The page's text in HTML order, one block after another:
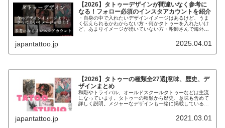
【2026】タトゥーデザインが間違いなく参考に
なる！フォロー必須のインスタアカウントを紹介
・自身の中で入れたいデザインイメージはあるけど、うま
く伝えられるかわからない方・何かタトゥーを入れたいけ
ど、あまりイメージが湧いていない方・彫師さんで海外の
japantattoo.jp 2025.04.01
【2026】タトゥーの種類全27選|意味、歴史、デ
ザインまとめ
和彫やトライバル、オールドスクールタトゥーなどは主流
になっています。タトゥーの種類から歴史、意味も含めて
詳しく説明。メジャーなデザインも一緒に掲載しているの
japantattoo.jp 2021.03.01